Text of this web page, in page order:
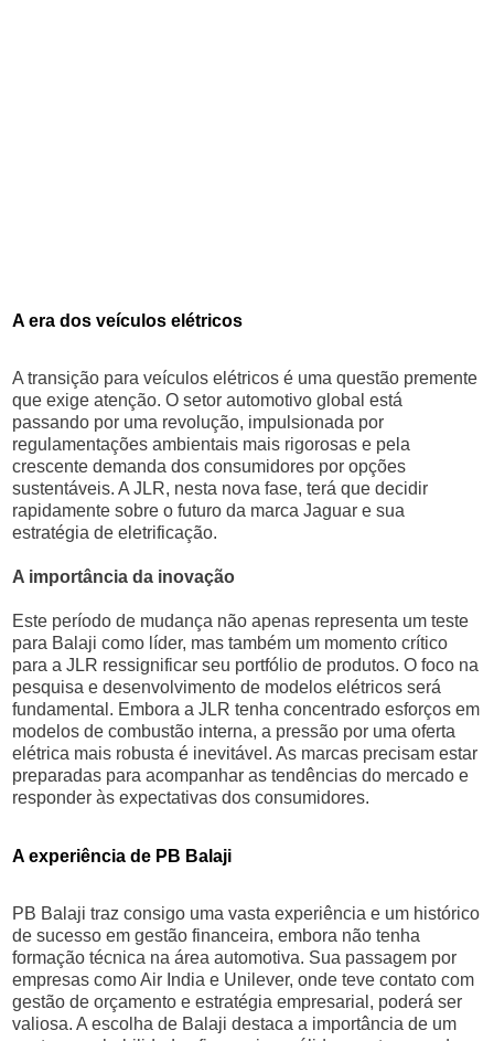
A era dos veículos elétricos
A transição para veículos elétricos é uma questão premente
que exige atenção. O setor automotivo global está
passando por uma revolução, impulsionada por
regulamentações ambientais mais rigorosas e pela
crescente demanda dos consumidores por opções
sustentáveis. A JLR, nesta nova fase, terá que decidir
rapidamente sobre o futuro da marca Jaguar e sua
estratégia de eletrificação.
A importância da inovação
Este período de mudança não apenas representa um teste
para Balaji como líder, mas também um momento crítico
para a JLR ressignificar seu portfólio de produtos. O foco na
pesquisa e desenvolvimento de modelos elétricos será
fundamental. Embora a JLR tenha concentrado esforços em
modelos de combustão interna, a pressão por uma oferta
elétrica mais robusta é inevitável. As marcas precisam estar
preparadas para acompanhar as tendências do mercado e
responder às expectativas dos consumidores.
A experiência de PB Balaji
PB Balaji traz consigo uma vasta experiência e um histórico
de sucesso em gestão financeira, embora não tenha
formação técnica na área automotiva. Sua passagem por
empresas como Air India e Unilever, onde teve contato com
gestão de orçamento e estratégia empresarial, poderá ser
valiosa. A escolha de Balaji destaca a importância de um